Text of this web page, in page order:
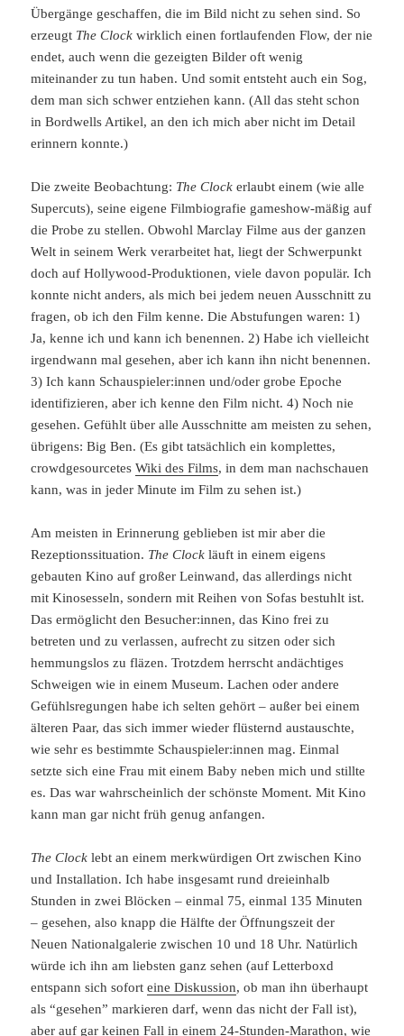
Übergänge geschaffen, die im Bild nicht zu sehen sind. So
erzeugt The Clock wirklich einen fortlaufenden Flow, der nie
endet, auch wenn die gezeigten Bilder oft wenig
miteinander zu tun haben. Und somit entsteht auch ein Sog,
dem man sich schwer entziehen kann. (All das steht schon
in Bordwells Artikel, an den ich mich aber nicht im Detail
erinnern konnte.)
Die zweite Beobachtung: The Clock erlaubt einem (wie alle
Supercuts), seine eigene Filmbiografie gameshow-mäßig auf
die Probe zu stellen. Obwohl Marclay Filme aus der ganzen
Welt in seinem Werk verarbeitet hat, liegt der Schwerpunkt
doch auf Hollywood-Produktionen, viele davon populär. Ich
konnte nicht anders, als mich bei jedem neuen Ausschnitt zu
fragen, ob ich den Film kenne. Die Abstufungen waren: 1)
Ja, kenne ich und kann ich benennen. 2) Habe ich vielleicht
irgendwann mal gesehen, aber ich kann ihn nicht benennen.
3) Ich kann Schauspieler:innen und/oder grobe Epoche
identifizieren, aber ich kenne den Film nicht. 4) Noch nie
gesehen. Gefühlt über alle Ausschnitte am meisten zu sehen,
übrigens: Big Ben. (Es gibt tatsächlich ein komplettes,
crowdgesourcetesWiki des Films, in dem man nachschauen
kann, was in jeder Minute im Film zu sehen ist.)
Am meisten in Erinnerung geblieben ist mir aber die
Rezeptionssituation. The Clock läuft in einem eigens
gebauten Kino auf großer Leinwand, das allerdings nicht
mit Kinosesseln, sondern mit Reihen von Sofas bestuhlt ist.
Das ermöglicht den Besucher:innen, das Kino frei zu
betreten und zu verlassen, aufrecht zu sitzen oder sich
hemmungslos zu fläzen. Trotzdem herrscht andächtiges
Schweigen wie in einem Museum. Lachen oder andere
Gefühlsregungen habe ich selten gehört – außer bei einem
älteren Paar, das sich immer wieder flüsternd austauschte,
wie sehr es bestimmte Schauspieler:innen mag. Einmal
setzte sich eine Frau mit einem Baby neben mich und stillte
es. Das war wahrscheinlich der schönste Moment. Mit Kino
kann man gar nicht früh genug anfangen.
The Clock lebt an einem merkwürdigen Ort zwischen Kino
und Installation. Ich habe insgesamt rund dreieinhalb
Stunden in zwei Blöcken – einmal 75, einmal 135 Minuten
– gesehen, also knapp die Hälfte der Öffnungszeit der
Neuen Nationalgalerie zwischen 10 und 18 Uhr. Natürlich
würde ich ihn am liebsten ganz sehen (auf Letterboxd
entspann sich soforteine Diskussion, ob man ihn überhaupt
als “gesehen” markieren darf, wenn das nicht der Fall ist),
aber auf gar keinen Fall in einem 24-Stunden-Marathon, wie